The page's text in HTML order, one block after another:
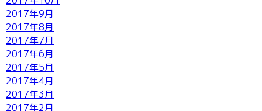
2017年9月
2017年8月
2017年7月
2017年6月
2017年5月
2017年4月
2017年3月
2017年2月